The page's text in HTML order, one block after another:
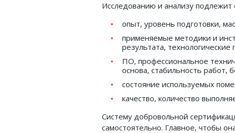
Исследованию и анализу
опыт, уровень подготовки,
применяемые методики и
результата, технологические
ПО, профессиональное
основа, стабильность работ,
состояние используемых
качество, количество
Систему добровольной
самостоятельно. Главное, чтобы